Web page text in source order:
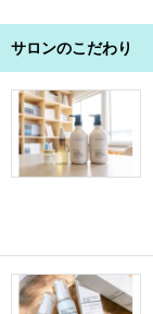
サロンのこだわり